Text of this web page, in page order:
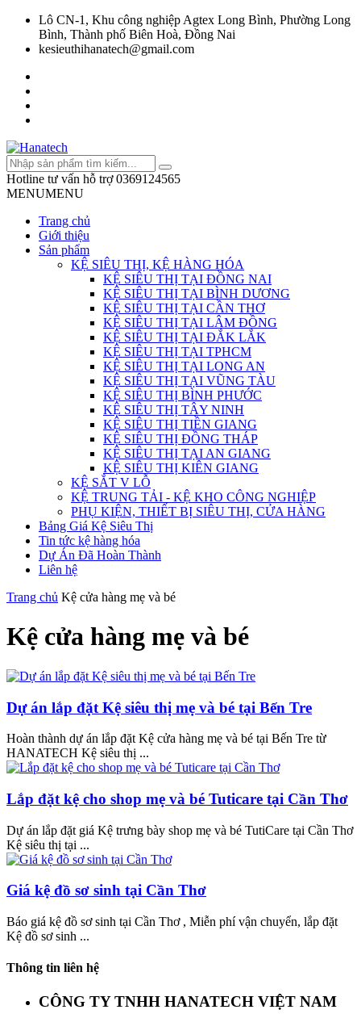
Lô CN-1, Khu công nghiệp Agtex Long Bình, Phường Long
Bình, Thành phố Biên Hoà, Đồng Nai
kesieuthihanatech@gmail.com
Hotline tư vấn hỗ trợ 0369124565
MENUMENU
Trang chủ
Giới thiệu
Sản phẩm
KỆ SIÊU THỊ, KỆ HÀNG HÓA
KỆ SIÊU THỊ TẠI ĐỒNG NAI
KỆ SIÊU THỊ TẠI BÌNH DƯƠNG
KỆ SIÊU THỊ TẠI CẦN THƠ
KỆ SIÊU THỊ TẠI LÂM ĐỒNG
KỆ SIÊU THỊ TẠI ĐẮK LẮK
KỆ SIÊU THỊ TẠI TPHCM
KỆ SIÊU THỊ TẠI LONG AN
KỆ SIÊU THỊ TẠI VŨNG TÀU
KỆ SIÊU THỊ BÌNH PHƯỚC
KỆ SIÊU THỊ TÂY NINH
KỆ SIÊU THỊ TIỀN GIANG
KỆ SIÊU THỊ ĐỒNG THÁP
KỆ SIÊU THỊ TẠI AN GIANG
KỆ SIÊU THỊ KIÊN GIANG
KỆ SẮT V LỖ
KỆ TRUNG TẢI - KỆ KHO CÔNG NGHIỆP
PHỤ KIỆN, THIẾT BỊ SIÊU THỊ, CỬA HÀNG
Bảng Giá Kệ Siêu Thị
Tin tức kệ hàng hóa
Dự Án Đã Hoàn Thành
Liên hệ
Trang chủ Kệ cửa hàng mẹ và bé
Kệ cửa hàng mẹ và bé
Dự án lắp đặt Kệ siêu thị mẹ và bé tại Bến Tre
Hoàn thành dự án lắp đặt Kệ cửa hàng mẹ và bé tại Bến Tre từ
HANATECH Kệ siêu thị ...
Lắp đặt kệ cho shop mẹ và bé Tuticare tại Cần Thơ
Dự án lắp đặt giá Kệ trưng bày shop mẹ và bé TutiCare tại Cần Thơ
Kệ siêu thị tại ...
Giá kệ đồ sơ sinh tại Cần Thơ
Báo giá kệ đồ sơ sinh tại Cần Thơ , Miễn phí vận chuyển, lắp đặt
Kệ đồ sơ sinh ...
Thông tin liên hệ
CÔNG TY TNHH HANATECH VIỆT NAM